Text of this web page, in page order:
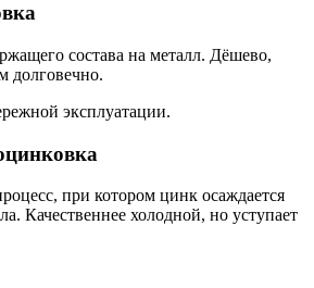
состава на металл. Дёшево,
долговечно.
эксплуатации.
при котором цинк осаждается
Качественнее холодной, но уступает